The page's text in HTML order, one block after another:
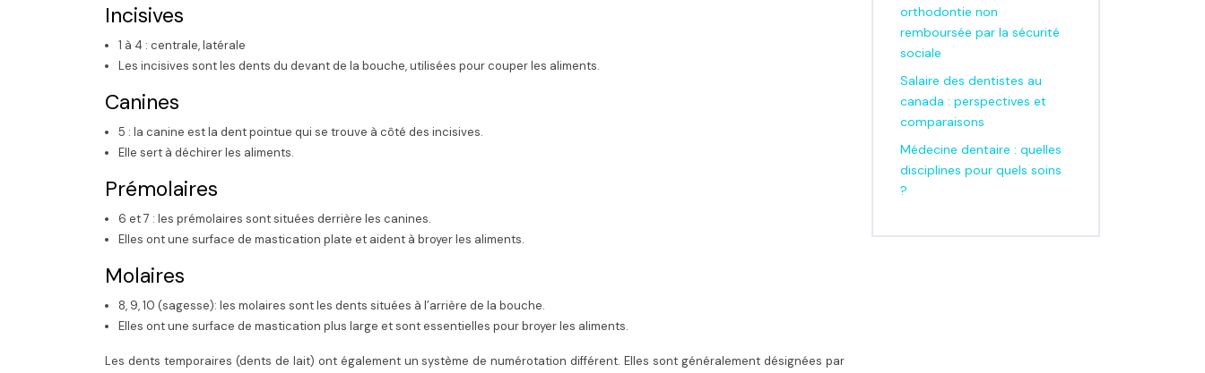
Incisives
1 à 4 : centrale, latérale
Les incisives sont les dents du devant de la bouche, utilisées pour couper les aliments.
Canines
5 : la canine est la dent pointue qui se trouve à côté des incisives.
Elle sert à déchirer les aliments.
Prémolaires
6 et 7 : les prémolaires sont situées derrière les canines.
Elles ont une surface de mastication plate et aident à broyer les aliments.
Molaires
8, 9, 10 (sagesse): les molaires sont les dents situées à l’arrière de la bouche.
Elles ont une surface de mastication plus large et sont essentielles pour broyer les aliments.
Les dents temporaires (dents de lait) ont également un système de numérotation différent. Elles sont généralement désignées par
orthodontie non
remboursée par la sécurité
sociale
Salaire des dentistes au
canada : perspectives et
comparaisons
Médecine dentaire : quelles
disciplines pour quels soins
?